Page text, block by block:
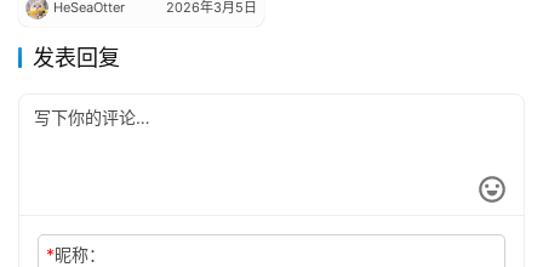
HeSeaOtter 2026年3月5日
发表回复
*昵称：